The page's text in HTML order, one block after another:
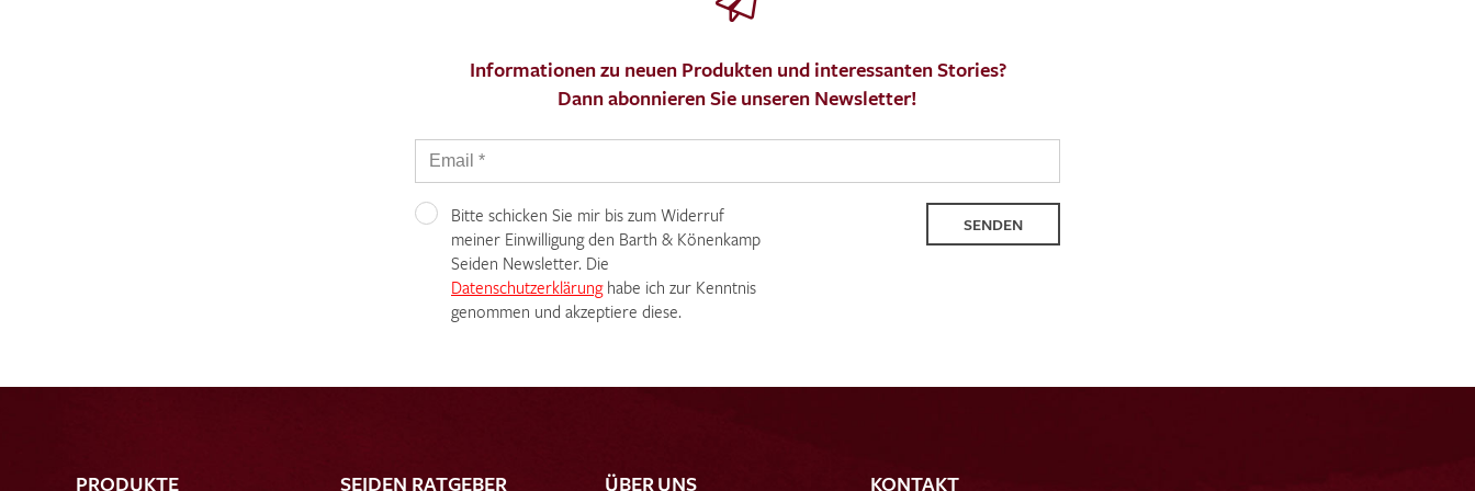
Informationen zu neuen Produkten und interessanten Stories?
Dann abonnieren Sie unseren Newsletter!
Bitte schicken Sie mir bis zum Widerruf
meiner Einwilligung den Barth & Könenkamp
Seiden Newsletter. Die
Datenschutzerklärunghabe ich zur Kenntnis
genommen und akzeptiere diese.
SENDEN
PRODUKTE SEIDEN RATGEBER ÜBER UNS KONTAKT